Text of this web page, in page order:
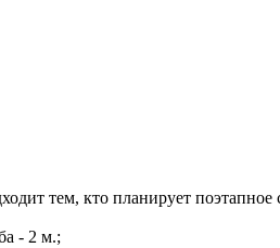
тем, кто планирует поэтапное
- 2 м.;